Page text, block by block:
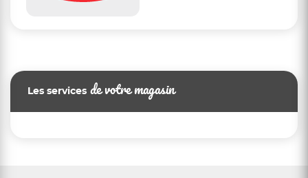
Les services de votre magasin